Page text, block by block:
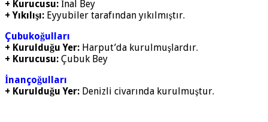
+ Kurucusu: İnal Bey
+ Yıkılışı: Eyyubiler tarafından yıkılmıştır.
Çubukoğulları
+ Kurulduğu Yer: Harput’da kurulmuşlardır.
+ Kurucusu: Çubuk Bey
İnançoğulları
+ Kurulduğu Yer: Denizli civarında kurulmuştur.